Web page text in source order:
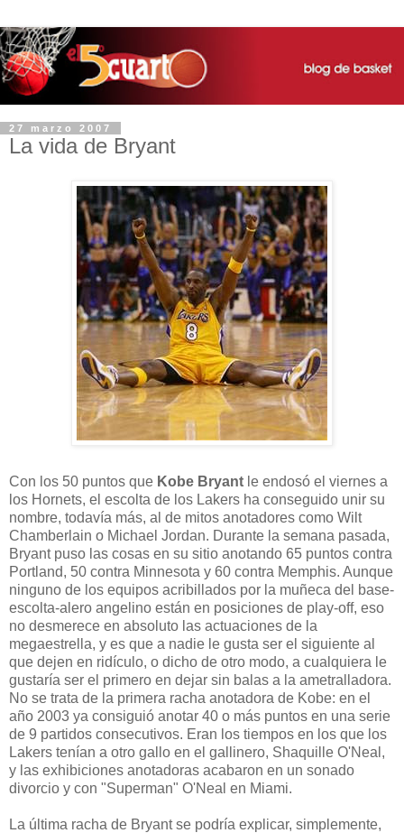
27 marzo 2007
La vida de Bryant
Con los 50 puntos que Kobe Bryant le endosó el viernes a
los Hornets, el escolta de los Lakers ha conseguido unir su
nombre, todavía más, al de mitos anotadores como Wilt
Chamberlain o Michael Jordan. Durante la semana pasada,
Bryant puso las cosas en su sitio anotando 65 puntos contra
Portland, 50 contra Minnesota y 60 contra Memphis. Aunque
ninguno de los equipos acribillados por la muñeca del base-
escolta-alero angelino están en posiciones de play-off, eso
no desmerece en absoluto las actuaciones de la
megaestrella, y es que a nadie le gusta ser el siguiente al
que dejen en ridículo, o dicho de otro modo, a cualquiera le
gustaría ser el primero en dejar sin balas a la ametralladora.
No se trata de la primera racha anotadora de Kobe: en el
año 2003 ya consiguió anotar 40 o más puntos en una serie
de 9 partidos consecutivos. Eran los tiempos en los que los
Lakers tenían a otro gallo en el gallinero, Shaquille O'Neal,
y las exhibiciones anotadoras acabaron en un sonado
divorcio y con "Superman" O'Neal en Miami.
La última racha de Bryant se podría explicar, simplemente,